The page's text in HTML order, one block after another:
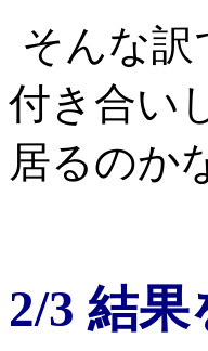
そんな
付き合い
居るのか
2/3 結